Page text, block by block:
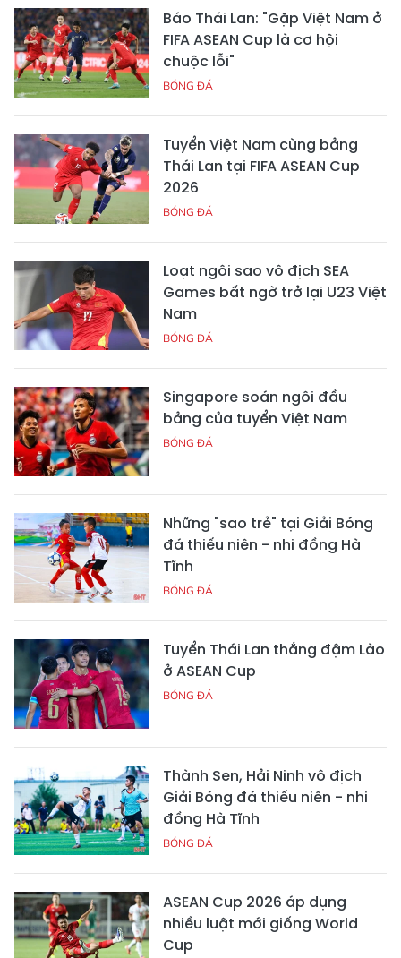
Báo Thái Lan: "Gặp Việt Nam ở
FIFA ASEAN Cup là cơ hội
chuộc lỗi"
BÓNG ĐÁ
Tuyển Việt Nam cùng bảng
Thái Lan tại FIFA ASEAN Cup
2026
BÓNG ĐÁ
Loạt ngôi sao vô địch SEA
Games bất ngờ trở lại U23 Việt
Nam
BÓNG ĐÁ
Singapore soán ngôi đầu
bảng của tuyển Việt Nam
BÓNG ĐÁ
Những "sao trẻ" tại Giải Bóng
đá thiếu niên - nhi đồng Hà
Tĩnh
BÓNG ĐÁ
Tuyển Thái Lan thắng đậm Lào
ở ASEAN Cup
BÓNG ĐÁ
Thành Sen, Hải Ninh vô địch
Giải Bóng đá thiếu niên - nhi
đồng Hà Tĩnh
BÓNG ĐÁ
ASEAN Cup 2026 áp dụng
nhiều luật mới giống World
Cup